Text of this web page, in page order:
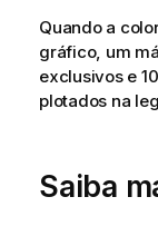
Quando a
gráfico, um
exclusivos e
plotados na
Saiba